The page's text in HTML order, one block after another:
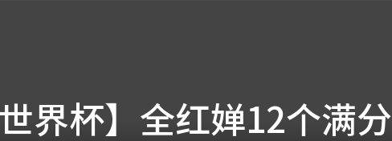
界杯】全红婵12个满分